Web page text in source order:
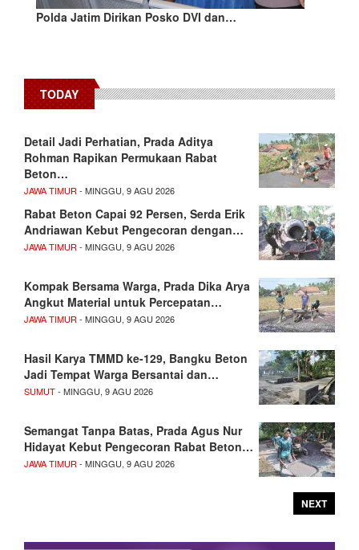
Polda Jatim Dirikan Posko DVI dan…
TODAY
Detail Jadi Perhatian, Prada Aditya
Rohman Rapikan Permukaan Rabat
Beton…
JAWA TIMUR- MINGGU, 9 AGU 2026
Rabat Beton Capai 92 Persen, Serda Erik
Andriawan Kebut Pengecoran dengan…
JAWA TIMUR- MINGGU, 9 AGU 2026
Kompak Bersama Warga, Prada Dika Arya
Angkut Material untuk Percepatan…
JAWA TIMUR- MINGGU, 9 AGU 2026
Hasil Karya TMMD ke-129, Bangku Beton
Jadi Tempat Warga Bersantai dan…
SUMUT- MINGGU, 9 AGU 2026
Semangat Tanpa Batas, Prada Agus Nur
Hidayat Kebut Pengecoran Rabat Beton…
JAWA TIMUR- MINGGU, 9 AGU 2026
NEXT